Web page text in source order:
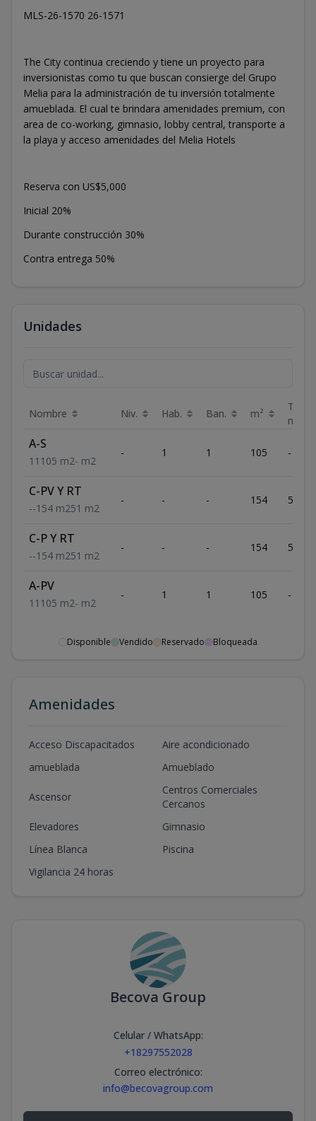
MLS-26-1570 26-1571
The City continua creciendo y tiene un proyecto para
inversionistas como tu que buscan consierge del Grupo
Melia para la administración de tu inversión totalmente
amueblada. El cual te brindara amenidades premium, con
area de co-working, gimnasio, lobby central, transporte a
la playa y acceso amenidades del Melia Hotels
Reserva con US$5,000
Inicial 20%
Durante construcción 30%
Contra entrega 50%
Unidades
Nombre Niv. Hab. Ban. m²
m²
A-S
1 1 105 m2- m2
- 1 1 105 -
C-PV Y RT
--154 m251 m2
- - - 154 51
C-P Y RT
--154 m251 m2
- - - 154 51
A-PV
1 1 105 m2- m2
- 1 1 105 -
Disponible Vendido Reservado Bloqueada
Amenidades
Acceso Discapacitados
Aire acondicionado
amueblada
Amueblado
Ascensor
Centros Comerciales
Cercanos
Elevadores
Gimnasio
Línea Blanca
Piscina
Vigilancia 24 horas
Becova Group
Celular / WhatsApp:
+18297552028
Correo electrónico:
info@becovagroup.com